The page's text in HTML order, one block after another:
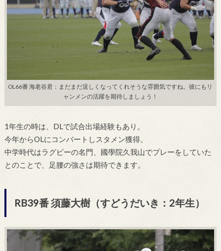
OL66番 海老谷君：まだまだ逞しくなってくれそうな雰囲気ですね。彼にもリ
ャンメンの活躍を期待しましょう！
1年生の時は、DLで試合出場経験もあり。
今年からOLにコンバートしスタメン獲得。
中学時代はラグビーの名門、 國學院久我山でプレーをしていた
とのことで、
足腰の強さは期待できます。
RB39番 須藤大樹（すどうだいき：2年生）